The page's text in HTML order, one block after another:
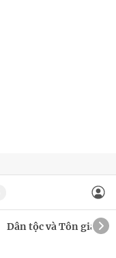
Dân tộc và Tôn giáo